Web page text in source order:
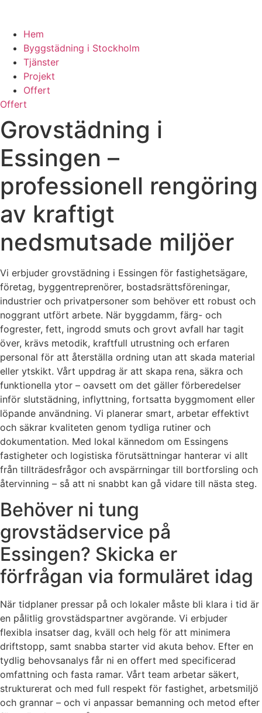
Hem
Byggstädning i Stockholm
Tjänster
Projekt
Offert
Offert
Grovstädning i
Essingen –
professionell rengöring
av kraftigt
nedsmutsade miljöer
Vi erbjuder grovstädning i Essingen för fastighetsägare,
företag, byggentreprenörer, bostadsrättsföreningar,
industrier och privatpersoner som behöver ett robust och
noggrant utfört arbete. När byggdamm, färg- och
fogrester, fett, ingrodd smuts och grovt avfall har tagit
över, krävs metodik, kraftfull utrustning och erfaren
personal för att återställa ordning utan att skada material
eller ytskikt. Vårt uppdrag är att skapa rena, säkra och
funktionella ytor – oavsett om det gäller förberedelser
inför slutstädning, inflyttning, fortsatta byggmoment eller
löpande användning. Vi planerar smart, arbetar effektivt
och säkrar kvaliteten genom tydliga rutiner och
dokumentation. Med lokal kännedom om Essingens
fastigheter och logistiska förutsättningar hanterar vi allt
från tillträdesfrågor och avspärrningar till bortforsling och
återvinning – så att ni snabbt kan gå vidare till nästa steg.
Behöver ni tung
grovstädservice på
Essingen? Skicka er
förfrågan via formuläret idag
När tidplaner pressar på och lokaler måste bli klara i tid är
en pålitlig grovstädspartner avgörande. Vi erbjuder
flexibla insatser dag, kväll och helg för att minimera
driftstopp, samt snabba starter vid akuta behov. Efter en
tydlig behovsanalys får ni en offert med specificerad
omfattning och fasta ramar. Vårt team arbetar säkert,
strukturerat och med full respekt för fastighet, arbetsmiljö
och grannar – och vi anpassar bemanning och metod efter